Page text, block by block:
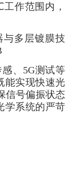
作范围内，
与多层镀膜技
、5G测试等
能实现快速光
信号偏振状态
学系统的严苛